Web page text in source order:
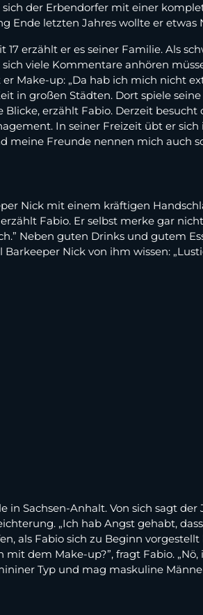
der Erbendorfer mit einer
Ende letzten Jahres wollte er etwas
erzählt er es seiner Familie. Als
viele Kommentare anhören
Make-up: „Da hab ich mich nicht
in großen Städten. Dort spiele
erzählt Fabio. Derzeit
In seiner Freizeit übt er
meine Freunde nennen mich auch
Nick mit einem kräftigen
Fabio. Er selbst merke gar
Neben guten Drinks und gutem
Nick von ihm wissen:
in Sachsen-Anhalt. Von sich sagt
„Ich hab Angst gehabt,
als Fabio sich zu Beginn
dem Make-up?”, fragt Fabio.
Typ und mag maskuline